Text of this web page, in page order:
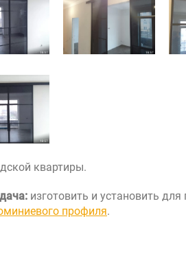
в стиле лофт
квартиры.
изготовить и установить
профиля.